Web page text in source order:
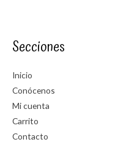
Secciones
Inicio
Conócenos
Mi cuenta
Carrito
Contacto